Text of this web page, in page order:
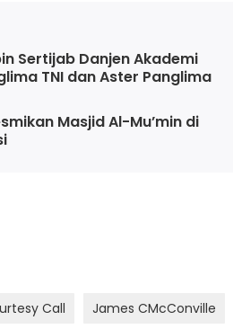
Sertijab Danjen Akademi
TNI dan Aster Panglima
Masjid Al-Mu’min di
Call James CMcConville